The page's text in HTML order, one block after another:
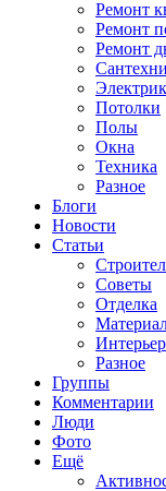
Ремонт
Ремонт
Ремонт
Потолки
Полы
Окна
Техника
Разное
Блоги
Новости
Статьи
Советы
Отделка
Интерьер
Разное
Группы
Комментарии
Люди
Фото
Ещё